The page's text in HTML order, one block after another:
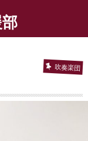
吹奏楽団